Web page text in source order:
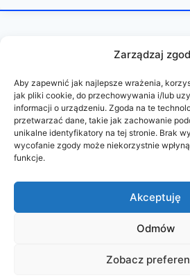
Zarządzaj
Aby zapewnić jak najlepsze wrażenia,
jak pliki cookie, do przechowywania i/lub
informacji o urządzeniu. Zgoda na te
przetwarzać dane, takie jak zachowanie
unikalne identyfikatory na tej stronie. Brak
wycofanie zgody może niekorzystnie
funkcje.
Akceptuję
Odmów
Zobacz
REGULAMIN POLITYKA